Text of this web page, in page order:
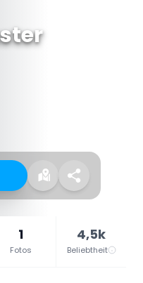
1
Fotos
4,5k
Beliebtheit